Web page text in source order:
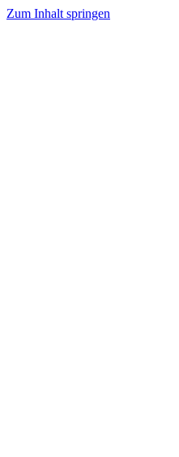
Zum Inhalt springen